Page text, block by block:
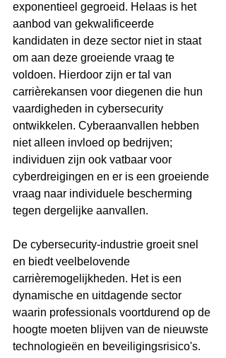
exponentieel gegroeid. Helaas is het
aanbod van gekwalificeerde
kandidaten in deze sector niet in staat
om aan deze groeiende vraag te
voldoen. Hierdoor zijn er tal van
carrièrekansen voor diegenen die hun
vaardigheden in cybersecurity
ontwikkelen. Cyberaanvallen hebben
niet alleen invloed op bedrijven;
individuen zijn ook vatbaar voor
cyberdreigingen en er is een groeiende
vraag naar individuele bescherming
tegen dergelijke aanvallen.
De cybersecurity-industrie groeit snel
en biedt veelbelovende
carrièremogelijkheden. Het is een
dynamische en uitdagende sector
waarin professionals voortdurend op de
hoogte moeten blijven van de nieuwste
technologieën en beveiligingsrisico's.